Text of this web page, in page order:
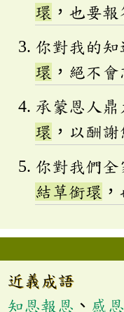
環 ，也要報
你對我的知
環 ，絕不會
承蒙恩人
環 ，以酬
你對我們全
結草銜環
近義成語
知恩報恩 、 感